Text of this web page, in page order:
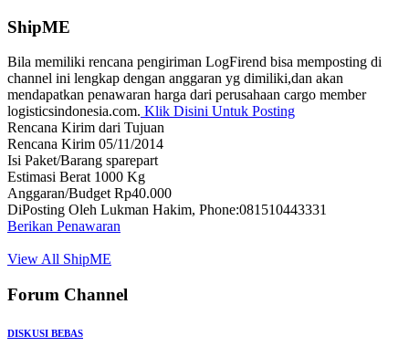
ShipME
Bila memiliki rencana pengiriman LogFirend bisa memposting di
channel ini lengkap dengan anggaran yg dimiliki,dan akan
mendapatkan penawaran harga dari perusahaan cargo member
logisticsindonesia.com. Klik Disini Untuk Posting
Rencana Kirim dari Tujuan
Rencana Kirim 05/11/2014
Isi Paket/Barang sparepart
Estimasi Berat 1000 Kg
Anggaran/Budget Rp40.000
DiPosting Oleh Lukman Hakim, Phone:081510443331
Berikan Penawaran
View All ShipME
Forum Channel
DISKUSI BEBAS